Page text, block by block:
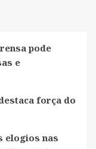
pode
e
força do
elogios nas